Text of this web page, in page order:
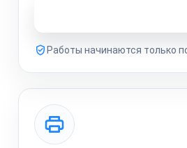
Работы начинаются только